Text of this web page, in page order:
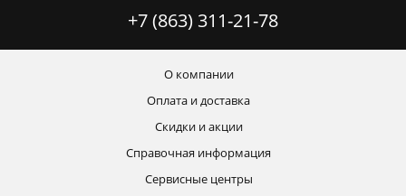
+7 (863) 311-21-78
О компании
Оплата и доставка
Скидки и акции
Справочная информация
Сервисные центры